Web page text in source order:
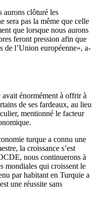
aurons clôturé les
sera pas la même que celle
que lorsque nous aurons
feront pression afin que
de l’Union européenne», a-
énormément à offrir à
de ses fardeaux, au lieu
mentionné le facteur
turque a connu une
la croissance s’est
nous continuerons à
mondiales qui croissent le
par habitant en Turquie a
une réussite sans